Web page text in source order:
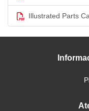
Illustrated Parts